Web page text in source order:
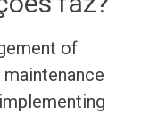
of